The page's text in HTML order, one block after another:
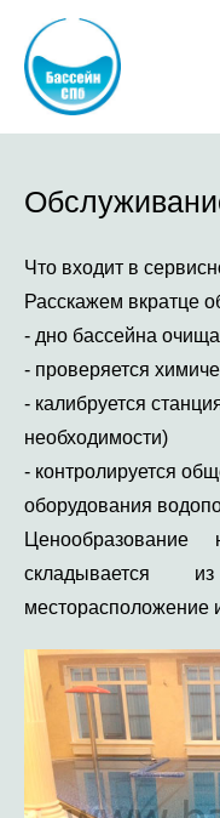
Что входит в
Расскажем вкратце
- дно бассейна
- проверяется
- калибруется
необходимости)
- контролируется
оборудования
складывается
месторасположение